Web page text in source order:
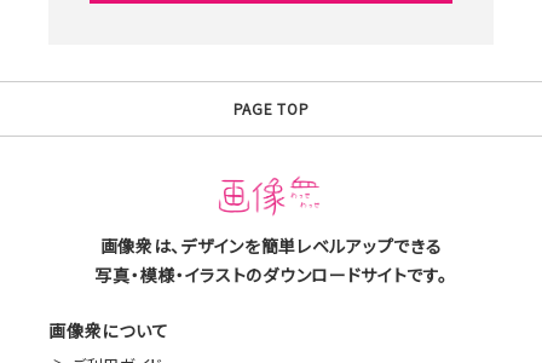
PAGE TOP
画像衆は、デザインを簡単レベルアップできる
写真・模様・イラストのダウンロードサイトです。
画像衆について